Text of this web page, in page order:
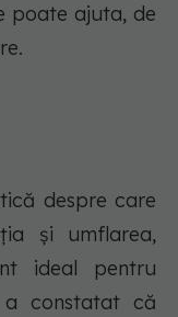
poate ajuta, de
despre care
și umflarea,
ideal pentru
constatat că